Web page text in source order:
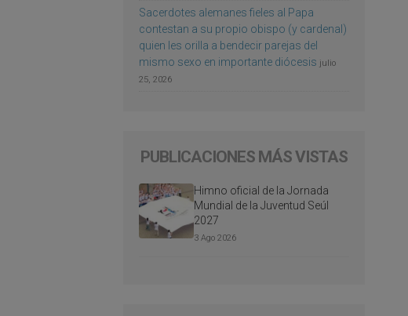
Sacerdotes alemanes fieles al Papa
contestan a su propio obispo (y cardenal)
quien les orilla a bendecir parejas del
mismo sexo en importante diócesis julio
25, 2026
PUBLICACIONES MÁS VISTAS
Himno oficial de la Jornada
Mundial de la Juventud Seúl
2027
3 Ago 2026